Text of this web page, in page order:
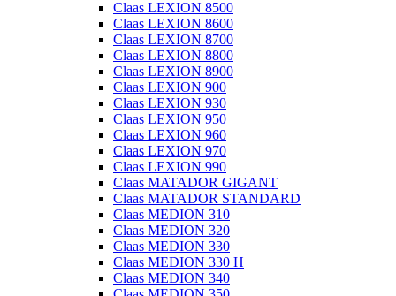
Claas LEXION 8500
Claas LEXION 8600
Claas LEXION 8700
Claas LEXION 8800
Claas LEXION 8900
Claas LEXION 900
Claas LEXION 930
Claas LEXION 950
Claas LEXION 960
Claas LEXION 970
Claas LEXION 990
Claas MATADOR GIGANT
Claas MATADOR STANDARD
Claas MEDION 310
Claas MEDION 320
Claas MEDION 330
Claas MEDION 330 H
Claas MEDION 340